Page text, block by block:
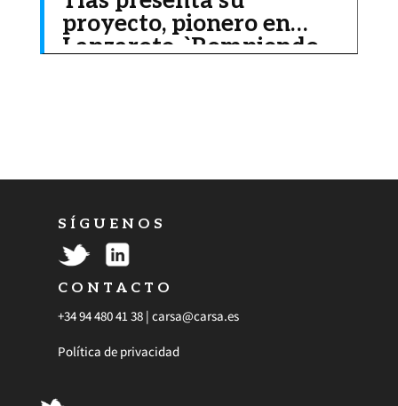
proyecto, pionero en
Lanzarote, `Rompiendo
S Í G U E N O S
C O N T A C T O
+34 94 480 41 38 | carsa@carsa.es
Política de privacidad